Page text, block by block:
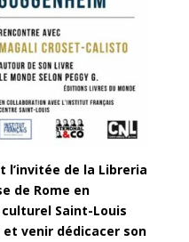
de la Libreria
de Rome en
Saint-Louis
et venir dédicacer son